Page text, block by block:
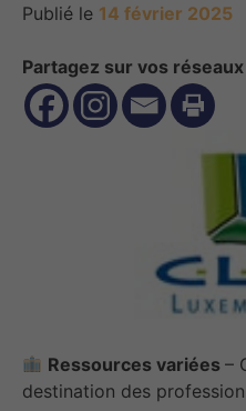
Publié le 14 février 2025
Partagez sur vos
Ressources variées–
destination des